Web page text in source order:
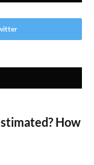
How